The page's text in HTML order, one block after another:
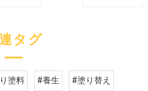
タグ
塗料 #養生
#塗り替え